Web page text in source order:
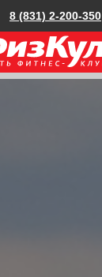
8 (831) 2-200-350